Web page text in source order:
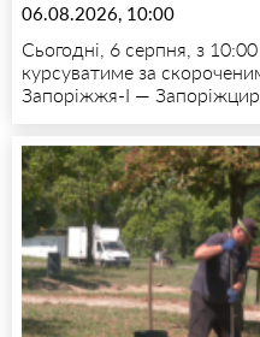
06.08.2026, 10:00
Сьогодні, 6 серпня, з
курсуватиме за
Запоріжжя-I —